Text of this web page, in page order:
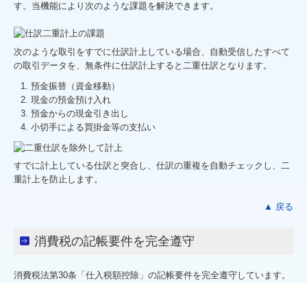
す。当機能により次のような課題を解決できます。
次のような取引をすでに仕訳計上している場合、自動受信したすべて
の取引データを、無条件に仕訳計上すると二重仕訳となります。
預金振替（資金移動）
現金の預金預け入れ
預金からの現金引き出し
小切手による買掛金等の支払い
すでに計上している仕訳と突合し、仕訳の重複を自動チェックし、二
重計上を防止します。
▲ 戻る
消費税の記帳要件を完全遵守
消費税法第30条「仕入税額控除」の記帳要件を完全遵守しています。